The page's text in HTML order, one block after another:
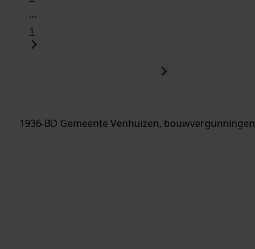
...
1
1936-BD Gemeente Venhuizen, bouwvergunningen